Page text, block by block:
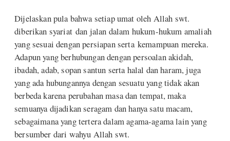
Dijelaskan pula bahwa setiap umat oleh Allah swt.
diberikan syariat dan jalan dalam hukum-hukum amaliah
yang sesuai dengan persiapan serta kemampuan mereka.
Adapun yang berhubungan dengan persoalan akidah,
ibadah, adab, sopan santun serta halal dan haram, juga
yang ada hubungannya dengan sesuatu yang tidak akan
berbeda karena perubahan masa dan tempat, maka
semuanya dijadikan seragam dan hanya satu macam,
sebagaimana yang tertera dalam agama-agama lain yang
bersumber dari wahyu Allah swt.